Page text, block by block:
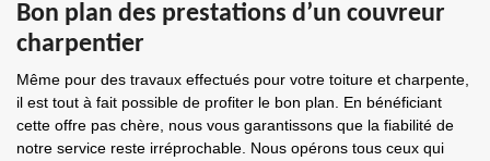
Bon plan des prestations d’un couvreur
charpentier
Même pour des travaux effectués pour votre toiture et charpente,
il est tout à fait possible de profiter le bon plan. En bénéficiant
cette offre pas chère, nous vous garantissons que la fiabilité de
notre service reste irréprochable. Nous opérons tous ceux qui